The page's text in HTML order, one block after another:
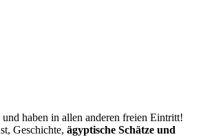
haben in allen anderen freien Eintritt!
Geschichte, ägyptische Schätze und